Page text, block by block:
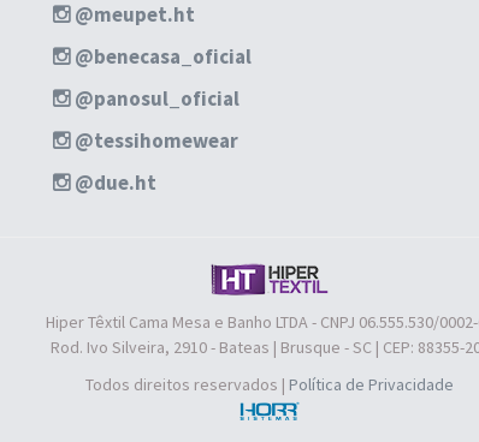
@meupet.ht
@benecasa_oficial
@panosul_oficial
@tessihomewear
@due.ht
Hiper Têxtil Cama Mesa e Banho LTDA - CNPJ 06.555.530/
Rod. Ivo Silveira, 2910 - Bateas | Brusque - SC | CEP: 88355-
Todos direitos reservados | Política de Privacidade